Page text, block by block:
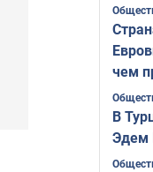
чем
В
Эдем